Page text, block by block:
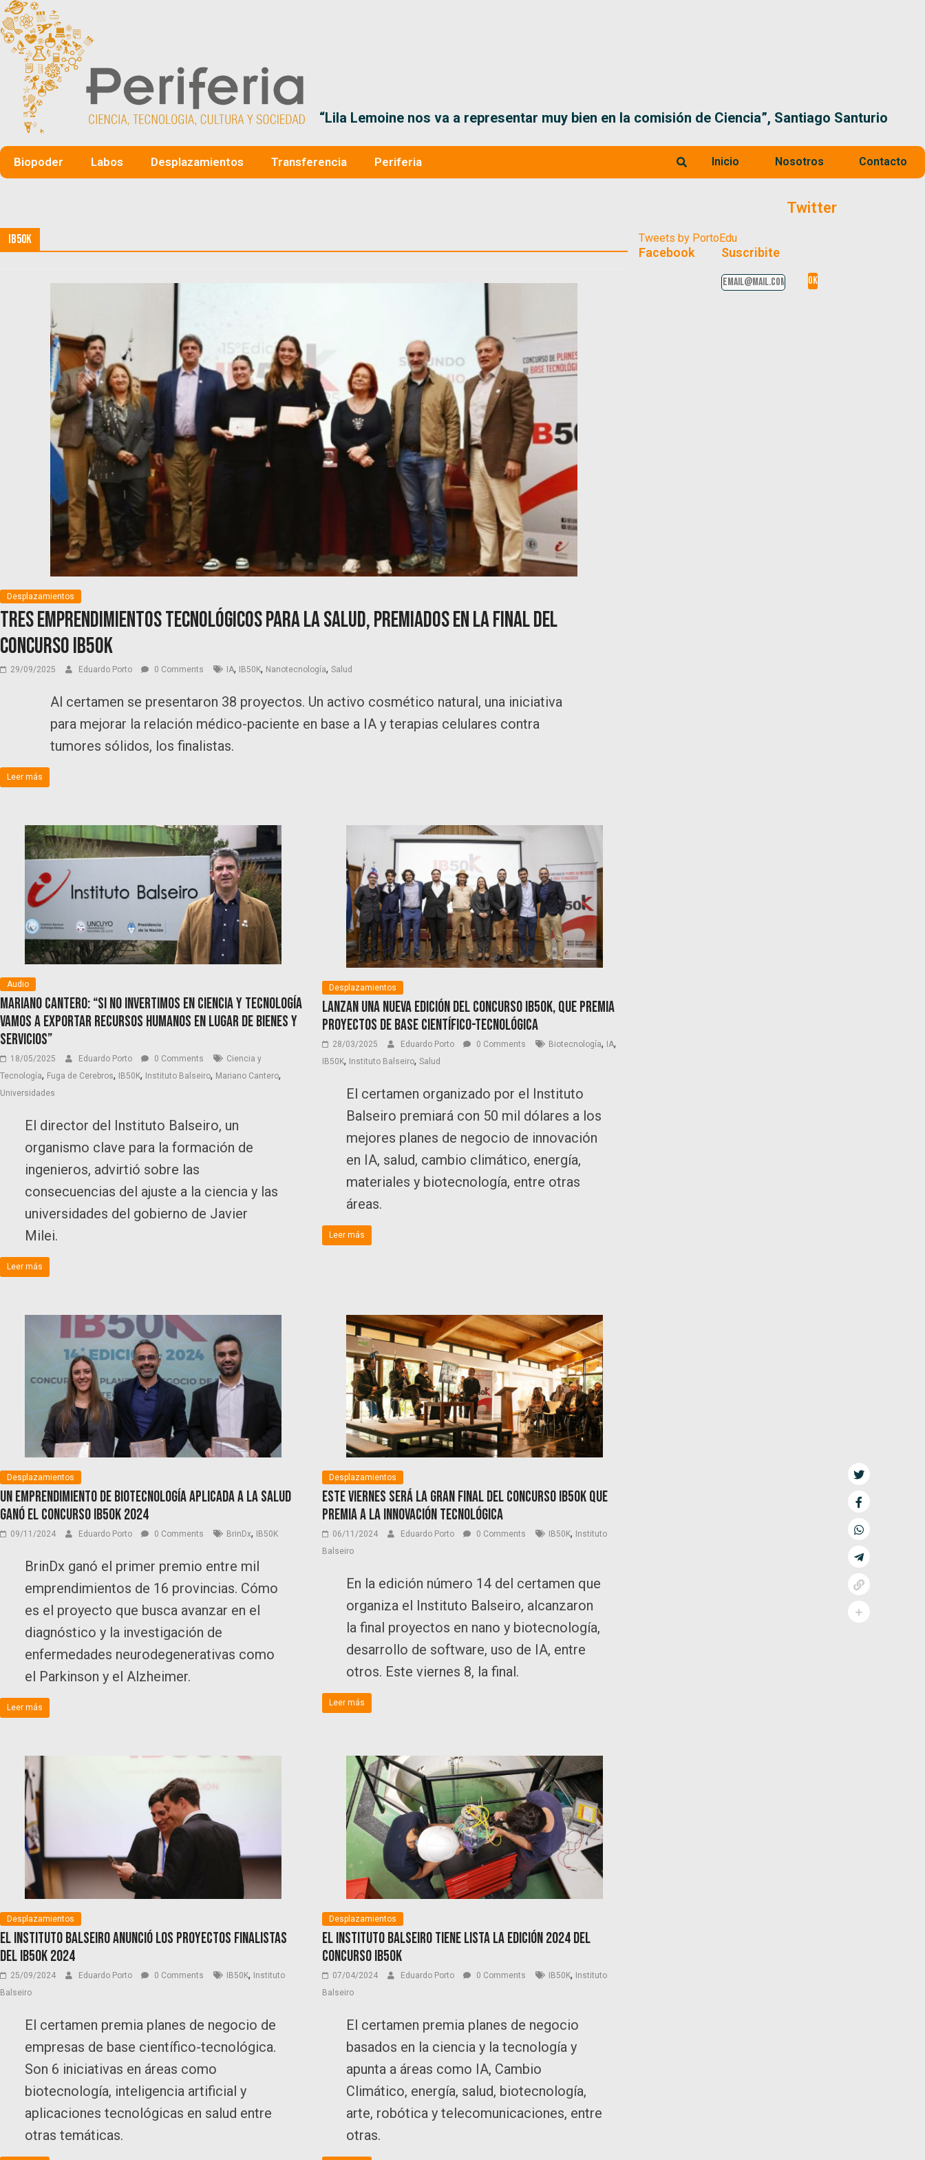
“Lila Lemoine nos va a representar muy bien en la comisión de Ciencia”, Santiago Santurio
Biopoder Labos Desplazamientos Transferencia Periferia Inicio Nosotros Contacto
IB50K
Desplazamientos
Tres emprendimientos tecnológicos para la Salud, premiados en la final del
Concurso IB50K
29/09/2025 Eduardo Porto 0 Comments IA, IB50K, Nanotecnología, Salud
Al certamen se presentaron 38 proyectos. Un activo cosmético natural, una iniciativa
para mejorar la relación médico-paciente en base a IA y terapias celulares contra
tumores sólidos, los finalistas.
Leer más
Audio
Mariano Cantero: “Si no invertimos en Ciencia y Tecnología
vamos a exportar recursos humanos en lugar de bienes y
servicios”
18/05/2025 Eduardo Porto 0 Comments
Ciencia y
Tecnología, Fuga de Cerebros, IB50K, Instituto Balseiro, Mariano Cantero,
Universidades
El director del Instituto Balseiro, un
organismo clave para la formación de
ingenieros, advirtió sobre las
consecuencias del ajuste a la ciencia y las
universidades del gobierno de Javier
Milei.
Leer más
Desplazamientos
Lanzan una nueva edición del Concurso IB50K, que premia
proyectos de base científico-tecnológica
28/03/2025 Eduardo Porto 0 Comments Biotecnología, IA,
IB50K, Instituto Balseiro, Salud
El certamen organizado por el Instituto
Balseiro premiará con 50 mil dólares a los
mejores planes de negocio de innovación
en IA, salud, cambio climático, energía,
materiales y biotecnología, entre otras
áreas.
Leer más
Desplazamientos
Un emprendimiento de biotecnología aplicada a la salud
ganó el Concurso IB50K 2024
09/11/2024 Eduardo Porto 0 Comments BrinDx, IB50K
BrinDx ganó el primer premio entre mil
emprendimientos de 16 provincias. Cómo
es el proyecto que busca avanzar en el
diagnóstico y la investigación de
enfermedades neurodegenerativas como
el Parkinson y el Alzheimer.
Leer más
Desplazamientos
Este viernes será la gran final del concurso IB50K que
premia a la innovación tecnológica
06/11/2024 Eduardo Porto 0 Comments IB50K, Instituto
Balseiro
En la edición número 14 del certamen que
organiza el Instituto Balseiro, alcanzaron
la final proyectos en nano y biotecnología,
desarrollo de software, uso de IA, entre
otros. Este viernes 8, la final.
Leer más
Desplazamientos
El Instituto Balseiro anunció los proyectos finalistas
del IB50K 2024
25/09/2024 Eduardo Porto 0 Comments IB50K, Instituto
Balseiro
El certamen premia planes de negocio de
empresas de base científico-tecnológica.
Son 6 iniciativas en áreas como
biotecnología, inteligencia artificial y
aplicaciones tecnológicas en salud entre
otras temáticas.
Desplazamientos
El Instituto Balseiro tiene lista la edición 2024 del
Concurso IB50K
07/04/2024 Eduardo Porto 0 Comments IB50K, Instituto
Balseiro
El certamen premia planes de negocio
basados en la ciencia y la tecnología y
apunta a áreas como IA, Cambio
Climático, energía, salud, biotecnología,
arte, robótica y telecomunicaciones, entre
otras.
Twitter
Tweets by PortoEdu
Facebook Suscribite